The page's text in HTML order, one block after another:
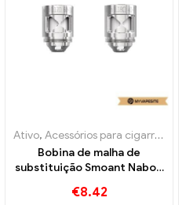
Ativo, Acessórios para cigarros eletrônicos
Bobina de malha de
substituição Smoant Naboo
eletrônicos atacado丨
€8.42